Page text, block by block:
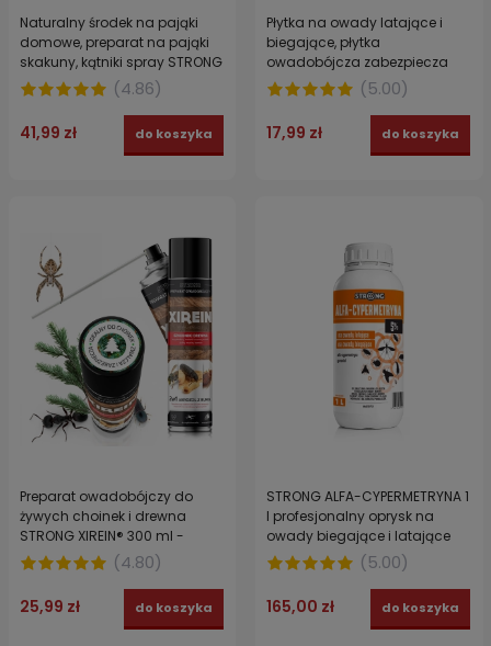
Naturalny środek na pająki
domowe, preparat na pająki
skakuny, kątniki spray STRONG
NATURAL NA PAJĄKI 1 L
(4.86)
41,99 zł do koszyka
Płytka na owady latające i
biegające, płytka
owadobójcza zabezpiecza
40m³ STRONG 1 szt.
(5.00)
17,99 zł do koszyka
Preparat owadobójczy do
żywych choinek i drewna
STRONG XIREIN® 300 ml -
Środek na owady z choinki
(4.80)
25,99 zł do koszyka
STRONG ALFA-CYPERMETRYNA 1
l profesjonalny oprysk na
owady biegające i latające
koncentrat
(5.00)
165,00 zł do koszyka